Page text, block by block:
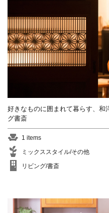
好きなものに囲まれて暮らす、和
グ書斎
1 items
ミックススタイル/その他
リビング/書斎